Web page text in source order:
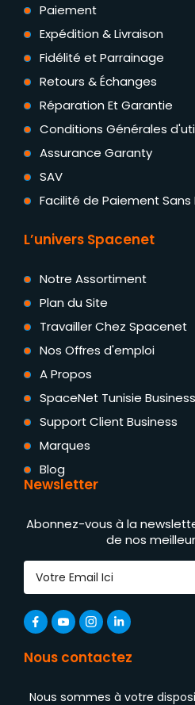
Paiement
Expédition & Livraison
Fidélité et Parrainage
Retours & Échanges
Réparation Et Garantie
Conditions Générales
Assurance Garanty
SAV
Facilité de Paiement
L’univers Spacenet
Notre Assortiment
Plan du Site
Travailler Chez Spacenet
Nos Offres d'emploi
A Propos
SpaceNet Tunisie Business
Support Client Business
Marques
Blog
Newsletter
Abonnez-vous à la
de nos
Nous contactez
Nous sommes à votre